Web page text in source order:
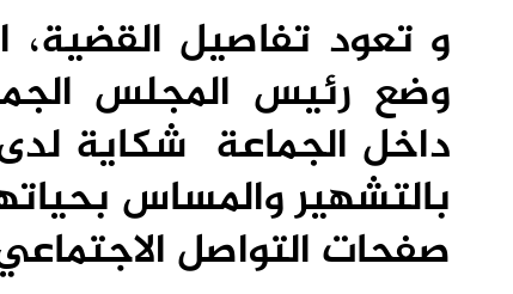
و تعود تفاصيل القضية،
وضع رئيس المجلس
داخل الجماعة شكاية لدى
بالتشهير والمساس
صفحات التواصل